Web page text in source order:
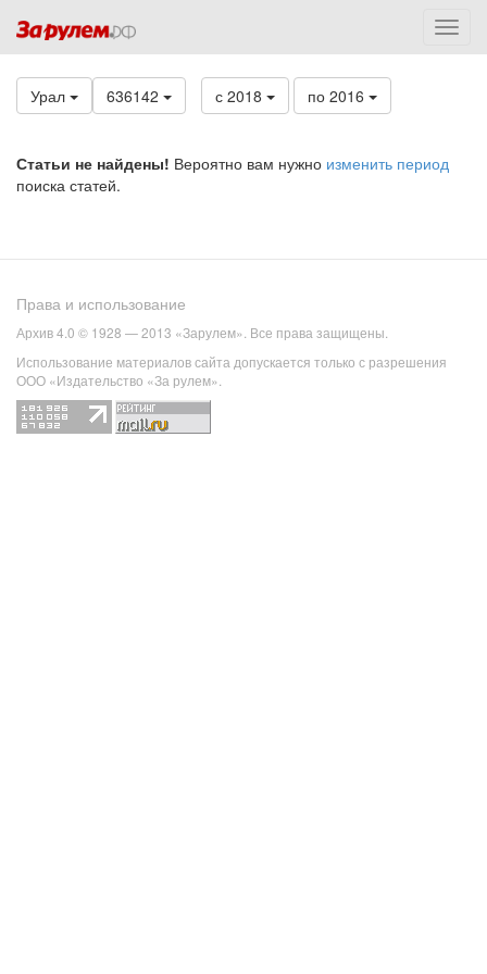
Урал 636142 с 2018 по 2016
Статьи не найдены! Вероятно вам нужно изменить период
поиска статей.
Права и использование
Архив 4.0 © 1928 — 2013 «Зарулем». Все права защищены.
Использование материалов сайта допускается только с разрешения
ООО «Издательство «За рулем».